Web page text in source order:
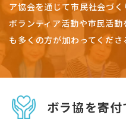
ア協会を通じて市民社会づ
ボランティア活動や市民活
も多くの方が加わってくだ
ボラ協を寄付